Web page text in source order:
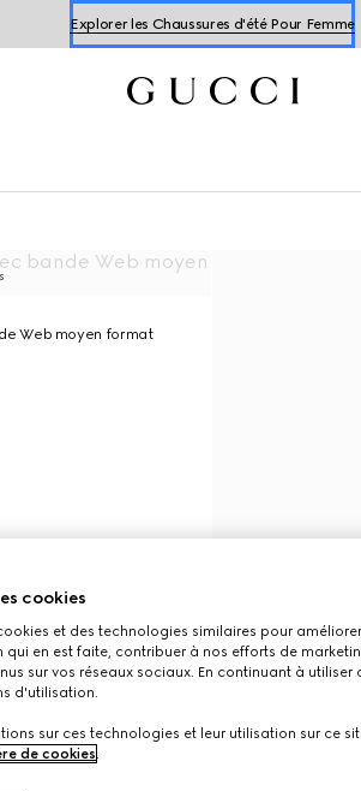
Explore les Chaussures d'été Pour Homme
Explorer les Chaussures d'été Pour Femme
Web moyen format
cookies
et des technologies similaires pour
qui en est faite, contribuer à nos efforts de
sur vos réseaux sociaux. En continuant à utiliser
d'utilisation.
sur ces technologies et leur utilisation sur ce
de cookies.